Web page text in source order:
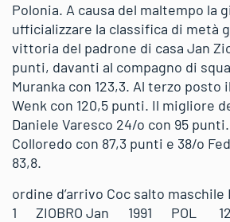
Polonia. A causa del maltempo la
ufficializzare la classifica di metà
vittoria del padrone di casa Jan
punti, davanti al compagno di
Muranka con 123,3. Al terzo posto
Wenk con 120,5 punti. Il migliore
Daniele Varesco 24/o con 95
Colloredo con 87,3 punti e 38/o
83,8.
ordine d’arrivo Coc salto maschile
1 ZIOBRO Jan 1991